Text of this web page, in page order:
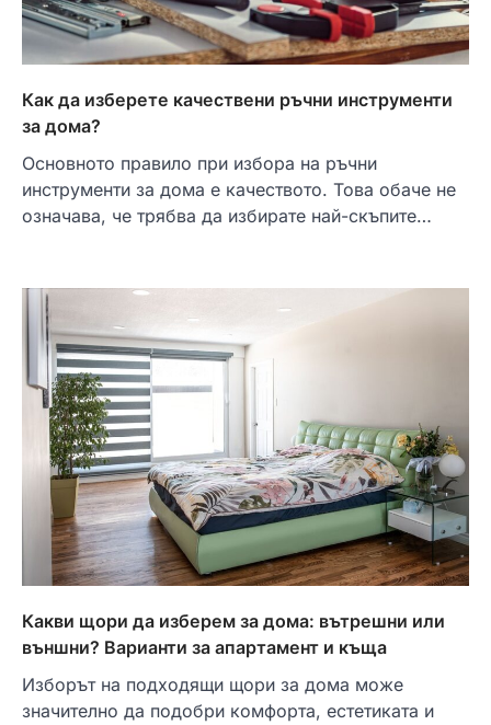
Как да изберете качествени ръчни инструменти
за дома?
Основното правило при избора на ръчни
инструменти за дома е качеството. Това обаче не
означава, че трябва да избирате най-скъпите…
Какви щори да изберем за дома: вътрешни или
външни? Варианти за апартамент и къща
Изборът на подходящи щори за дома може
значително да подобри комфорта, естетиката и